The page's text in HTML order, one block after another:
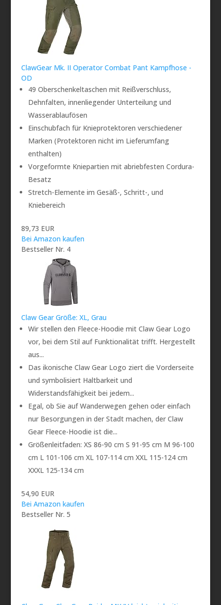
ClawGear Mk. II Operator Combat Pant Kampfhose -
OD
49 Oberschenkeltaschen mit Reißverschluss,
Dehnfalten, innenliegender Unterteilung und
Wasserablaufösen
Einschubfach für Knieprotektoren verschiedener
Marken (Protektoren nicht im Lieferumfang
enthalten)
Vorgeformte Kniepartien mit abriebfesten Cordura-
Besatz
Stretch-Elemente im Gesäß-, Schritt-, und
Kniebereich
89,73 EUR
Bei Amazon kaufen
Bestseller Nr. 4
Claw Gear Größe: XL, Grau
Wir stellen den Fleece-Hoodie mit Claw Gear Logo
vor, bei dem Stil auf Funktionalität trifft. Hergestellt
aus...
Das ikonische Claw Gear Logo ziert die Vorderseite
und symbolisiert Haltbarkeit und
Widerstandsfähigkeit bei jedem...
Egal, ob Sie auf Wanderwegen gehen oder einfach
nur Besorgungen in der Stadt machen, der Claw
Gear Fleece-Hoodie ist die...
Größenleitfaden: XS 86-90 cm S 91-95 cm M 96-100
cm L 101-106 cm XL 107-114 cm XXL 115-124 cm
XXXL 125-134 cm
54,90 EUR
Bei Amazon kaufen
Bestseller Nr. 5